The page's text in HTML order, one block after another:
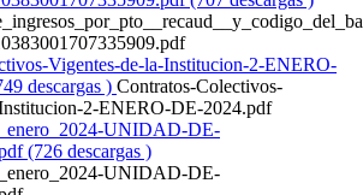
Vigentes-de-la-Institucion-2-ENERO-
descargas ) Contratos-Colectivos-
2-ENERO-DE-2024.pdf
UNIDAD-DE-
(726 descargas )
UNIDAD-DE-